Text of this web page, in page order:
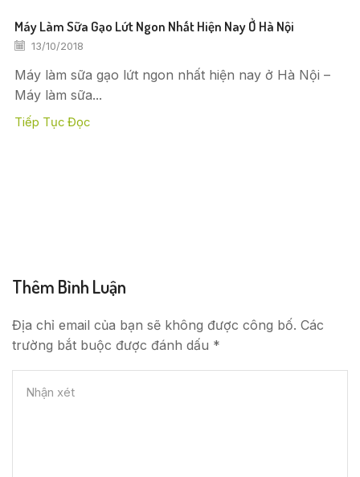
Máy Làm Sữa Gạo Lứt Ngon Nhất Hiện Nay Ở Hà Nội
13/10/2018
Máy làm sữa gạo lứt ngon nhất hiện nay ở Hà Nội –
Máy làm sữa...
Tiếp Tục Đọc
Thêm Bình Luận
Địa chỉ email của bạn sẽ không được công bố. Các
trường bắt buộc được đánh dấu *